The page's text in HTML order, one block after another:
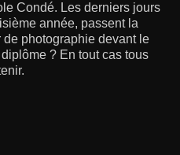
Condé. Les derniers jours
année, passent la
photographie devant le
? En tout cas tous